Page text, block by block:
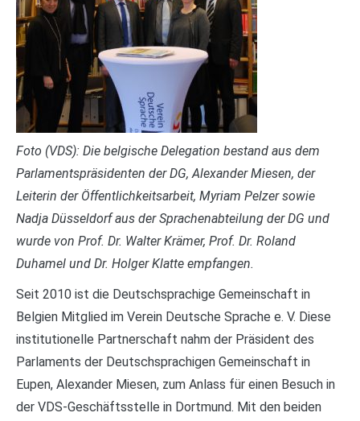
Foto (VDS): Die belgische Delegation bestand aus dem
Parlamentspräsidenten der DG, Alexander Miesen, der
Leiterin der Öffentlichkeitsarbeit, Myriam Pelzer sowie
Nadja Düsseldorf aus der Sprachenabteilung der DG und
wurde von Prof. Dr. Walter Krämer, Prof. Dr. Roland
Duhamel und Dr. Holger Klatte empfangen.
Seit 2010 ist die Deutschsprachige Gemeinschaft in
Belgien Mitglied im Verein Deutsche Sprache e. V. Diese
institutionelle Partnerschaft nahm der Präsident des
Parlaments der Deutschsprachigen Gemeinschaft in
Eupen, Alexander Miesen, zum Anlass für einen Besuch in
der VDS-Geschäftsstelle in Dortmund. Mit den beiden